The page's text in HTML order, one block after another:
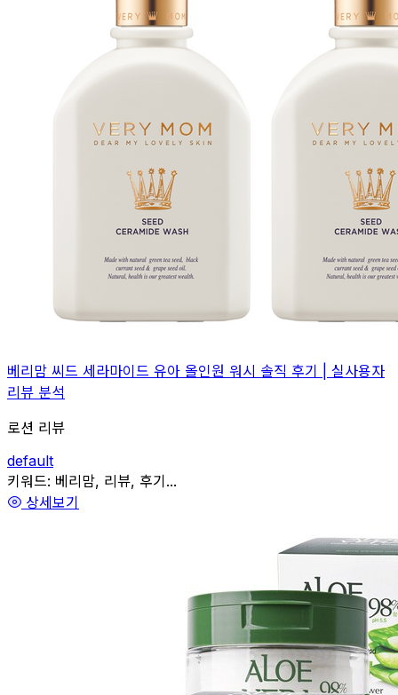
베리맘 씨드 세라마이드 유아 올인원 워시 솔직 후기 | 실사용자
리뷰 분석
로션 리뷰
default
관련
키워드: 베리맘, 리뷰, 후기...
상세보기